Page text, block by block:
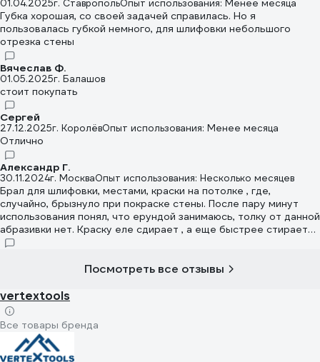
01.04.2025г. СтавропольОпыт использования: Менее месяца
Губка хорошая, со своей задачей справилась. Но я
пользовалась губкой немного, для шлифовки небольшого
отрезка стены
Вячеслав Ф.
01.05.2025г. Балашов
стоит покупать
Сергей
27.12.2025г. КоролёвОпыт использования: Менее месяца
Отлично
Александр Г.
30.11.2024г. МоскваОпыт использования: Несколько месяцев
Брал для шлифовки, местами, краски на потолке , где,
случайно, брызнуло при покраске стены. После пару минут
использования понял, что ерундой занимаюсь, толку от данной
абразивки нет. Краску еле сдирает , а еще быстрее стирается
напыление.
Посмотреть все отзывы
vertextools
Все товары бренда